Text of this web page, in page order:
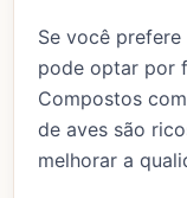
Se você
pode optar por
Compostos
de aves são
melhorar a